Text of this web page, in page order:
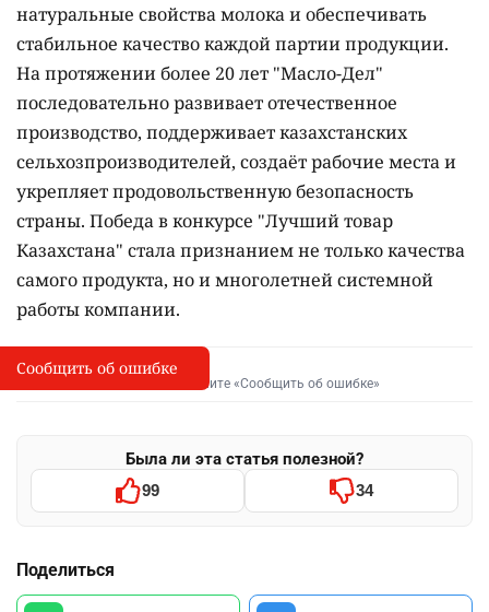
натуральные свойства молока и обеспечивать
стабильное качество каждой партии продукции.
На протяжении более 20 лет "Масло-Дел"
последовательно развивает отечественное
производство, поддерживает казахстанских
сельхозпроизводителей, создаёт рабочие места и
укрепляет продовольственную безопасность
страны. Победа в конкурсе "Лучший товар
Казахстана" стала признанием не только качества
самого продукта, но и многолетней системной
работы компании.
I
Сообщить об опечатке
Выделите фрагмент и нажмите «Сообщить об ошибке»
Была ли эта статья полезной?
99 34
Поделиться
Сообщить об ошибке